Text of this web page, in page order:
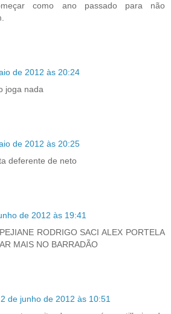
como ano passado para não
de 2012 às 20:24
joga nada
de 2012 às 20:25
deferente de neto
de 2012 às 19:41
RODRIGO SACI ALEX PORTELA
MAIS NO BARRADÃO
2 de junho de 2012 às 10:51